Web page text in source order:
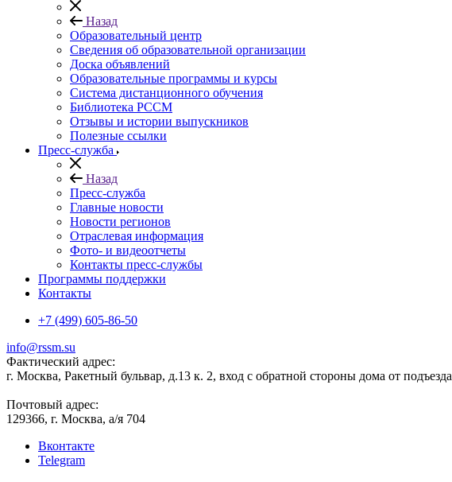
Назад
Образовательный центр
Сведения об образовательной организации
Доска объявлений
Образовательные программы и курсы
Система дистанционного обучения
Библиотека РССМ
Отзывы и истории выпускников
Полезные ссылки
Пресс-служба
Назад
Пресс-служба
Главные новости
Новости регионов
Отраслевая информация
Фото- и видеоотчеты
Контакты пресс-службы
Программы поддержки
Контакты
+7 (499) 605-86-50
info@rssm.su
Фактический адрес:
г. Москва, Ракетный бульвар, д.13 к. 2, вход с обратной стороны дома от подъезда
Почтовый адрес:
129366, г. Москва, а/я 704
Вконтакте
Telegram